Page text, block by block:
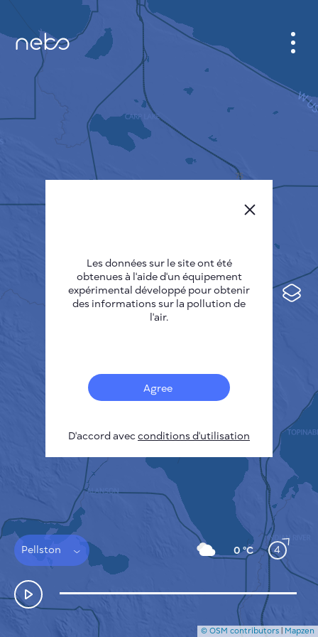
Pellston 0 °C 4
CABINET
CARTES DES VILLES
SENSOR NEBO
Deutsch
Español
Français
COMMENT ÇA MARCHE
POLITIQUE DE CONFIDENTIALITÉ
CONDITIONS GÉNÉRALES D'UTILISATION
GUIDE D'INSTALLATION
API
NOUS CONTACTER
© OSM contributors | Mapzen
Les données sur le site ont été
obtenues à l'aide d'un équipement
expérimental développé pour obtenir
des informations sur la pollution de
l'air.
Agree
D'accord avecconditions d'utilisation